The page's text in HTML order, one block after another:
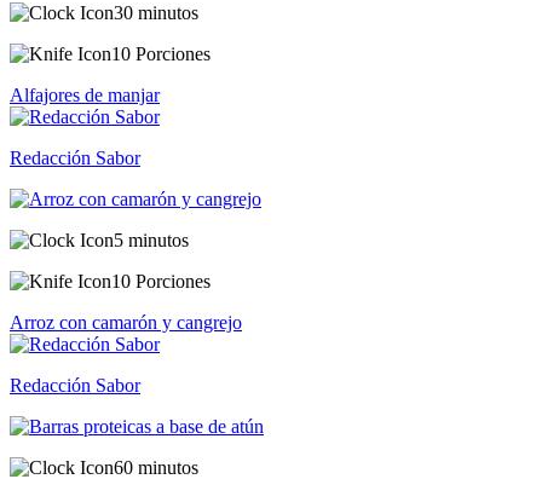
30 minutos
10 Porciones
Alfajores de manjar
Redacción Sabor
5 minutos
10 Porciones
Arroz con camarón y cangrejo
Redacción Sabor
60 minutos